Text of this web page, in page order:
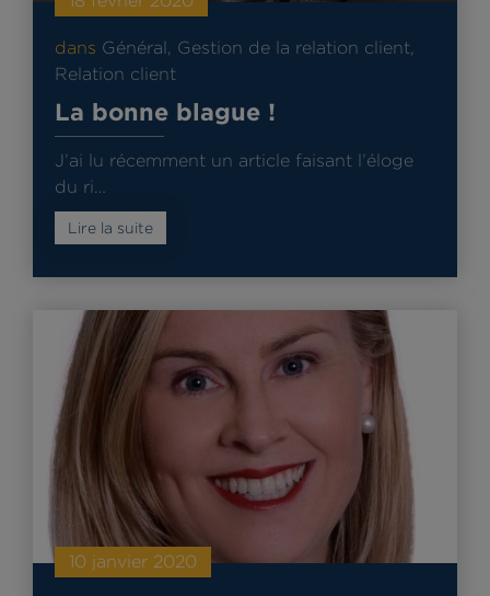
dans Général Gestion de la relation client
Relation client
La bonne blague !
J’ai lu récemment un article faisant l’éloge
du ri…
Lire la suite
10 janvier 2020